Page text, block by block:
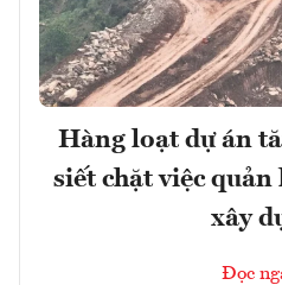
Hàng loạt dự án
siết chặt việc
xây
Đọc